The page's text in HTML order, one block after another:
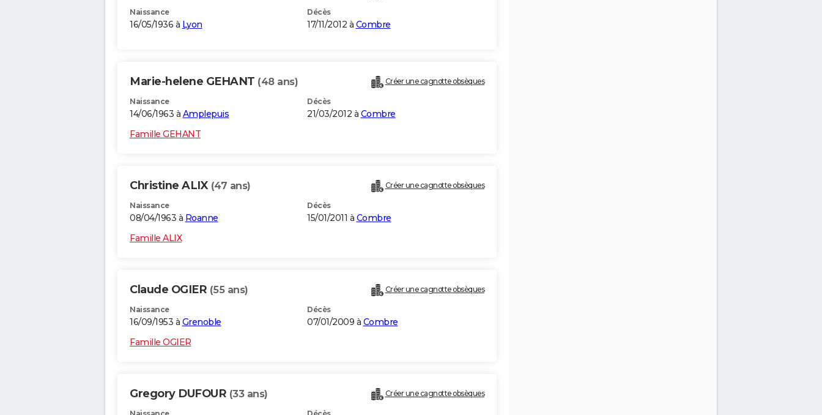
Naissance
16/05/1936 à Lyon
Décès
17/11/2012 à Combre
Marie-helene GEHANT (48 ans) Créer une cagnotte obsèques
Naissance
14/06/1963 à Amplepuis
Décès
21/03/2012 à Combre
Famille GEHANT
Christine ALIX (47 ans) Créer une cagnotte obsèques
Naissance
08/04/1963 à Roanne
Décès
15/01/2011 à Combre
Famille ALIX
Claude OGIER (55 ans) Créer une cagnotte obsèques
Naissance
16/09/1953 à Grenoble
Décès
07/01/2009 à Combre
Famille OGIER
Gregory DUFOUR (33 ans) Créer une cagnotte obsèques